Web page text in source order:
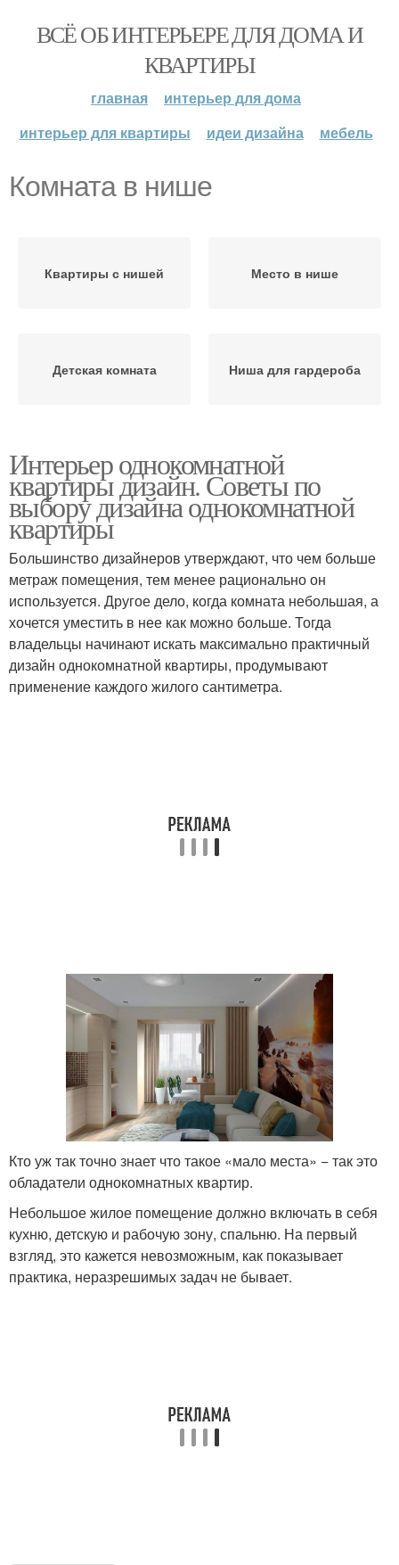
ВСЁ ОБ ИНТЕРЬЕРЕ ДЛЯ ДОМА И
КВАРТИРЫ
главная
интерьер для дома
интерьер для квартиры
идеи дизайна мебель
Комната в нише
Квартиры с нишей Место в нише
Детская комната Ниша для гардероба
Интерьер однокомнатной
квартиры дизайн. Советы по
выбору дизайна однокомнатной
квартиры
Большинство дизайнеров утверждают, что чем больше
метраж помещения, тем менее рационально он
используется. Другое дело, когда комната небольшая, а
хочется уместить в нее как можно больше. Тогда
владельцы начинают искать максимально практичный
дизайн однокомнатной квартиры, продумывают
применение каждого жилого сантиметра.
Кто уж так точно знает что такое «мало места» − так это
обладатели однокомнатных квартир.
Небольшое жилое помещение должно включать в себя
кухню, детскую и рабочую зону, спальню. На первый
взгляд, это кажется невозможным, как показывает
практика, неразрешимых задач не бывает.